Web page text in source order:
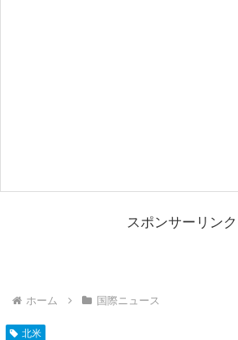
スポンサーリンク
ホーム 国際ニュース
北米